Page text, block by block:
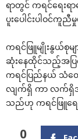
ရာတွင် ကရင်‌ရေးရာ‌
ပူး‌ပေါင်းပါဝင်ကူ
ကရင်ဖြူမျိုးနွယ်စုမ
ဆုံး‌နေထိုင်သည့်အပြင်
ကရင်ပြည်နယ် သံ‌တေ
လျက်ရှိ ကာ လက်ရှိအ
သည်ဟု ကရင်ဖြူ‌ရေ
0